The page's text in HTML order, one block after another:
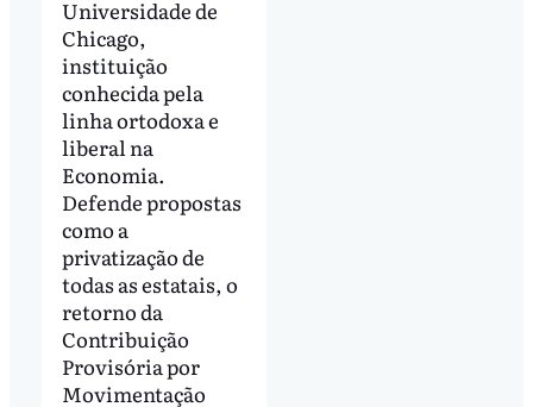
Universidade de
Chicago,
instituição
conhecida pela
linha ortodoxa e
liberal na
Economia.
Defende propostas
como a
privatização de
todas as estatais, o
retorno da
Contribuição
Provisória por
Movimentação